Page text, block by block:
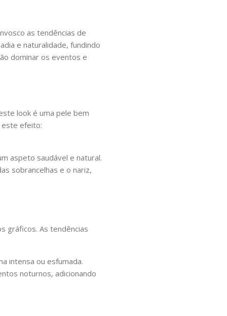
as tendências de
e naturalidade, fundindo
dominar os eventos e
look é uma pele bem
este efeito:
aspeto saudável e natural.
sobrancelhas e o nariz,
gráficos. As tendências
intensa ou esfumada.
noturnos, adicionando